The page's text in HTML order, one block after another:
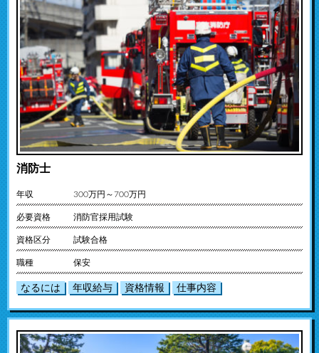
消防士
年収 300万円～700万円
必要資格 消防官採用試験
資格区分 試験合格
職種 保安
なるには 年収給与 資格情報 仕事内容